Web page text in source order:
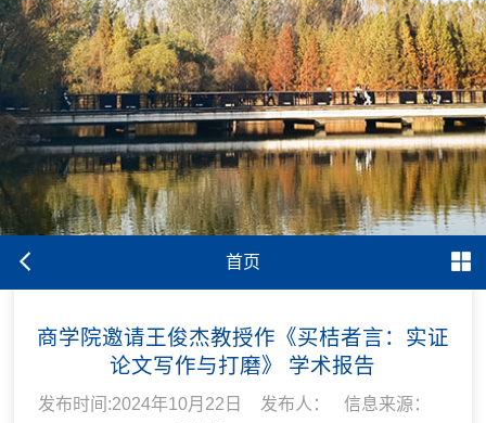
首页
商学院邀请王俊杰教授作《买桔者言：实证
论文写作与打磨》 学术报告
发布时间:2024年10月22日 发布人：
信息来源：